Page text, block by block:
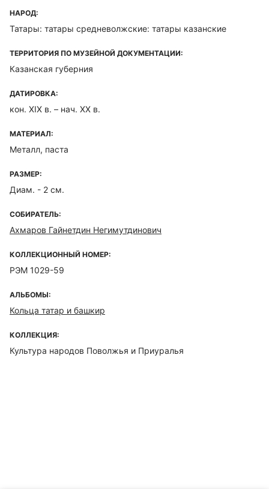
НАРОД:
Татары: татары средневолжские: татары казанские
ТЕРРИТОРИЯ ПО МУЗЕЙНОЙ ДОКУМЕНТАЦИИ:
Казанская губерния
ДАТИРОВКА:
кон. XIX в. – нач. XX в.
МАТЕРИАЛ:
Металл, паста
РАЗМЕР:
Диам. - 2 см.
СОБИРАТЕЛЬ:
Ахмаров Гайнетдин Негимутдинович
КОЛЛЕКЦИОННЫЙ НОМЕР:
РЭМ 1029-59
АЛЬБОМЫ:
Кольца татар и башкир
КОЛЛЕКЦИЯ:
Культура народов Поволжья и Приуралья